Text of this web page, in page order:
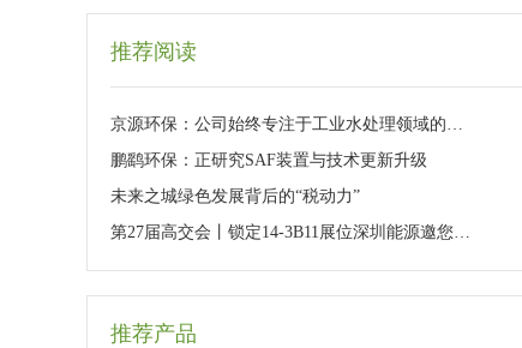
推荐阅读
京源环保：公司始终专注于工业水处理领域的技术研发与工程应用
鹏鹞环保：正研究SAF装置与技术更新升级
未来之城绿色发展背后的“税动力”
第27届高交会丨锁定14-3B11展位深圳能源邀您共赴能源科技盛宴
推荐产品